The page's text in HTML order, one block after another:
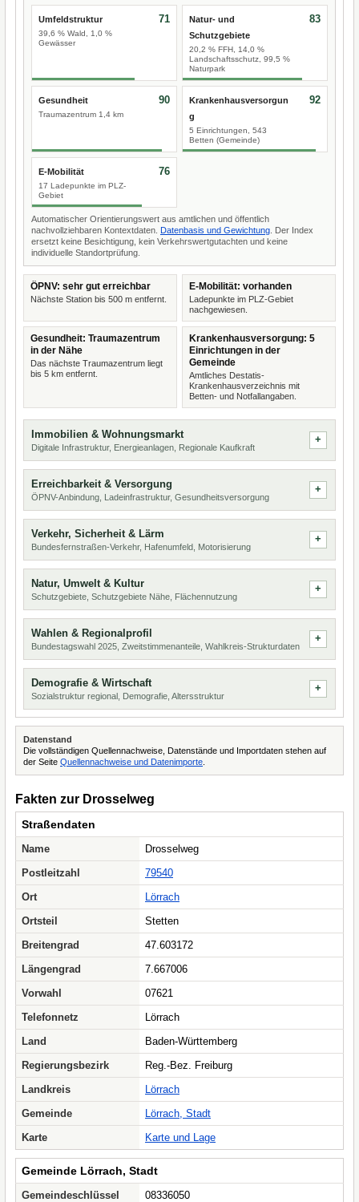
Umfeldstruktur
39,6 % Wald, 1,0 %
Gewässer
71
Natur- und
Schutzgebiete
20,2 % FFH, 14,0 %
Landschaftsschutz, 99,5 %
Naturpark
83
Gesundheit
Traumazentrum 1,4 km
90
Krankenhausversorgun
g
5 Einrichtungen, 543
Betten (Gemeinde)
92
E-Mobilität
17 Ladepunkte im PLZ-
Gebiet
76
Automatischer Orientierungswert aus amtlichen und öffentlich
nachvollziehbaren Kontextdaten. Datenbasis und Gewichtung . Der Index
ersetzt keine Besichtigung, kein Verkehrswertgutachten und keine
individuelle Standortprüfung.
ÖPNV: sehr gut erreichbar
Nächste Station bis 500 m entfernt.
E-Mobilität: vorhanden
Ladepunkte im PLZ-Gebiet
nachgewiesen.
Gesundheit: Traumazentrum
in der Nähe
Das nächste Traumazentrum liegt
bis 5 km entfernt.
Krankenhausversorgung: 5
Einrichtungen in der
Gemeinde
Amtliches Destatis-
Krankenhausverzeichnis mit
Betten- und Notfallangaben.
Immobilien & Wohnungsmarkt
Digitale Infrastruktur, Energieanlagen, Regionale Kaufkraft
Erreichbarkeit & Versorgung
ÖPNV-Anbindung, Ladeinfrastruktur, Gesundheitsversorgung
Verkehr, Sicherheit & Lärm
Bundesfernstraßen-Verkehr, Hafenumfeld, Motorisierung
Natur, Umwelt & Kultur
Schutzgebiete, Schutzgebiete Nähe, Flächennutzung
Wahlen & Regionalprofil
Bundestagswahl 2025, Zweitstimmenanteile, Wahlkreis-Strukturdaten
Demografie & Wirtschaft
Sozialstruktur regional, Demografie, Altersstruktur
Datenstand
Die vollständigen Quellennachweise, Datenstände und Importdaten stehen auf
der Seite Quellennachweise und Datenimporte
Fakten zur Drosselweg
Straßendaten
Name
Drosselweg
Postleitzahl
79540
Ort
Lörrach
Ortsteil
Stetten
Breitengrad
47.603172
Längengrad
7.667006
Vorwahl
07621
Telefonnetz
Lörrach
Land
Baden-Württemberg
Regierungsbezirk
Reg.-Bez. Freiburg
Landkreis
Lörrach
Gemeinde
Lörrach, Stadt
Karte
Karte und Lage
Gemeinde Lörrach, Stadt
Gemeindeschlüssel
08336050